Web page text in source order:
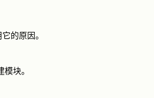
的原因。
块。